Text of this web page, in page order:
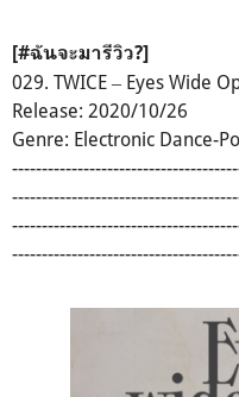
[#ฉันจะมารีวิว?]
029. TWICE ‒ Eyes Wide
Release: 2020/10/26
Genre: Electronic Dance-